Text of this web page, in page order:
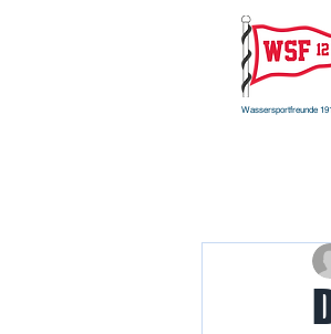
Wassersportfreunde